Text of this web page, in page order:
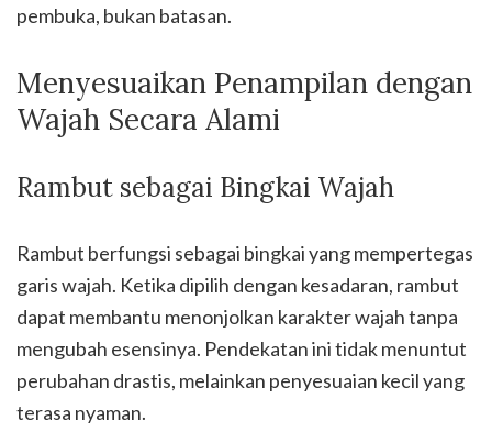
pembuka, bukan batasan.
Menyesuaikan Penampilan dengan
Wajah Secara Alami
Rambut sebagai Bingkai Wajah
Rambut berfungsi sebagai bingkai yang mempertegas
garis wajah. Ketika dipilih dengan kesadaran, rambut
dapat membantu menonjolkan karakter wajah tanpa
mengubah esensinya. Pendekatan ini tidak menuntut
perubahan drastis, melainkan penyesuaian kecil yang
terasa nyaman.